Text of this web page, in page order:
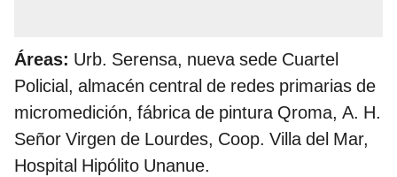
Áreas: Urb. Serensa, nueva sede Cuartel
Policial, almacén central de redes primarias de
micromedición, fábrica de pintura Qroma, A. H.
Señor Virgen de Lourdes, Coop. Villa del Mar,
Hospital Hipólito Unanue.